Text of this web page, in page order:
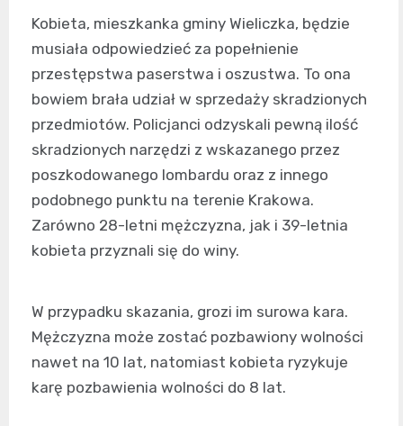
Kobieta, mieszkanka gminy Wieliczka, będzie
musiała odpowiedzieć za popełnienie
przestępstwa paserstwa i oszustwa. To ona
bowiem brała udział w sprzedaży skradzionych
przedmiotów. Policjanci odzyskali pewną ilość
skradzionych narzędzi z wskazanego przez
poszkodowanego lombardu oraz z innego
podobnego punktu na terenie Krakowa.
Zarówno 28-letni mężczyzna, jak i 39-letnia
kobieta przyznali się do winy.
W przypadku skazania, grozi im surowa kara.
Mężczyzna może zostać pozbawiony wolności
nawet na 10 lat, natomiast kobieta ryzykuje
karę pozbawienia wolności do 8 lat.